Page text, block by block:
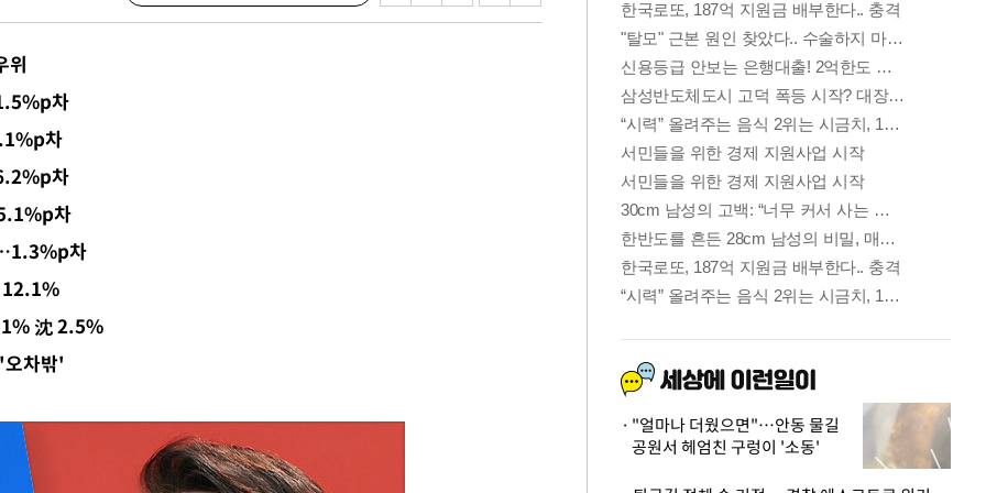
" 밝혀
로 부
정보,
있어”
위
차
차
차
차
차
12.1%
沈 2.5%
차밖'
"얼마나 더웠으면"…안동 물길
공원서 헤엄친 구렁이 '소동'